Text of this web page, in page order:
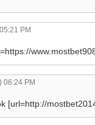
PM
06:24 PM
[url=http://